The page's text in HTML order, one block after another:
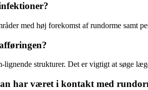
med høj forekomst af rundorme
strukturer. Det er vigtigt at søge
har været i kontakt med